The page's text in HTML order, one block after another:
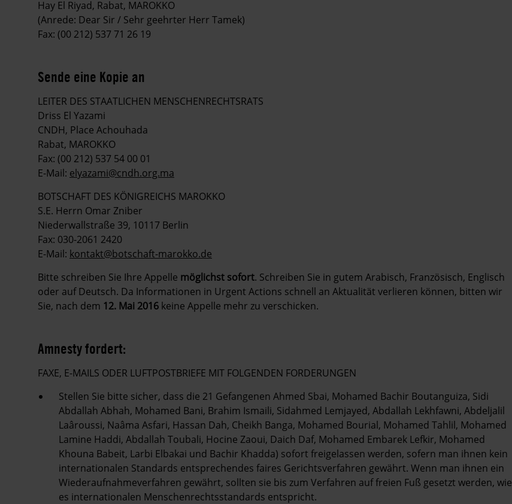
Hay El Riyad, Rabat, MAROKKO
(Anrede: Dear Sir / Sehr geehrter Herr Tamek)
Fax: (00 212) 537 71 26 19
Sende eine Kopie an
LEITER DES STAATLICHEN MENSCHENRECHTSRATS
Driss El Yazami
CNDH, Place Achouhada
Rabat, MAROKKO
Fax: (00 212) 537 54 00 01
E-Mail: elyazami@cndh.org.ma
BOTSCHAFT DES KÖNIGREICHS MAROKKO
S.E. Herrn Omar Zniber
Niederwallstraße 39, 10117 Berlin
Fax: 030-2061 2420
E-Mail: kontakt@botschaft-marokko.de
Bitte schreiben Sie Ihre Appelle möglichst sofort. Schreiben Sie in gutem Arabisch, Französisch, Englisch
oder auf Deutsch. Da Informationen in Urgent Actions schnell an Aktualität verlieren können, bitten wir
Sie, nach dem 12. Mai 2016 keine Appelle mehr zu verschicken.
Amnesty fordert:
FAXE, E-MAILS ODER LUFTPOSTBRIEFE MIT FOLGENDEN FORDERUNGEN
Stellen Sie bitte sicher, dass die 21 Gefangenen Ahmed Sbai, Mohamed Bachir Boutanguiza, Sidi
Abdallah Abhah, Mohamed Bani, Brahim Ismaili, Sidahmed Lemjayed, Abdallah Lekhfawni, Abdeljalil
Laâroussi, Naâma Asfari, Hassan Dah, Cheikh Banga, Mohamed Bourial, Mohamed Tahlil, Mohamed
Lamine Haddi, Abdallah Toubali, Hocine Zaoui, Daich Daf, Mohamed Embarek Lefkir, Mohamed
Khouna Babeit, Larbi Elbakai und Bachir Khadda) sofort freigelassen werden, sofern man ihnen kein
internationalen Standards entsprechendes faires Gerichtsverfahren gewährt. Wenn man ihnen ein
Wiederaufnahmeverfahren gewährt, sollten sie bis zum Verfahren auf freien Fuß gesetzt werden, wie
es internationalen Menschenrechtsstandards entspricht.